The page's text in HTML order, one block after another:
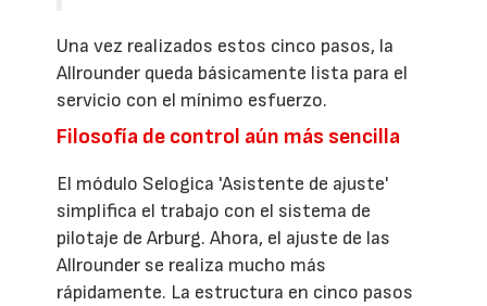
Una vez realizados estos cinco pasos, la
Allrounder queda básicamente lista para el
servicio con el mínimo esfuerzo.
Filosofía de control aún más sencilla
El módulo Selogica 'Asistente de ajuste'
simplifica el trabajo con el sistema de
pilotaje de Arburg. Ahora, el ajuste de las
Allrounder se realiza mucho más
rápidamente. La estructura en cinco pasos